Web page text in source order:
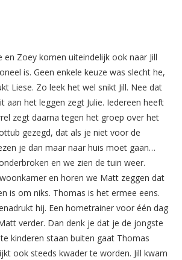
en Zoey komen uiteindelijk ook naar Jill
is. Geen enkele keuze was slecht he,
Liese. Zo leek het wel snikt Jill. Nee dat
aan het leggen zegt Julie. Iedereen heeft
zegt daarna tegen het groep over het
gezegd, dat als je niet voor de
je dan maar naar huis moet gaan…
en we zien de tuin weer.
en horen we Matt zeggen dat
is om niks. Thomas is het ermee eens.
hij. Een hometrainer voor één dag
verder. Dan denk je dat je de jongste
kinderen staan buiten gaat Thomas
ook steeds kwader te worden. Jill kwam